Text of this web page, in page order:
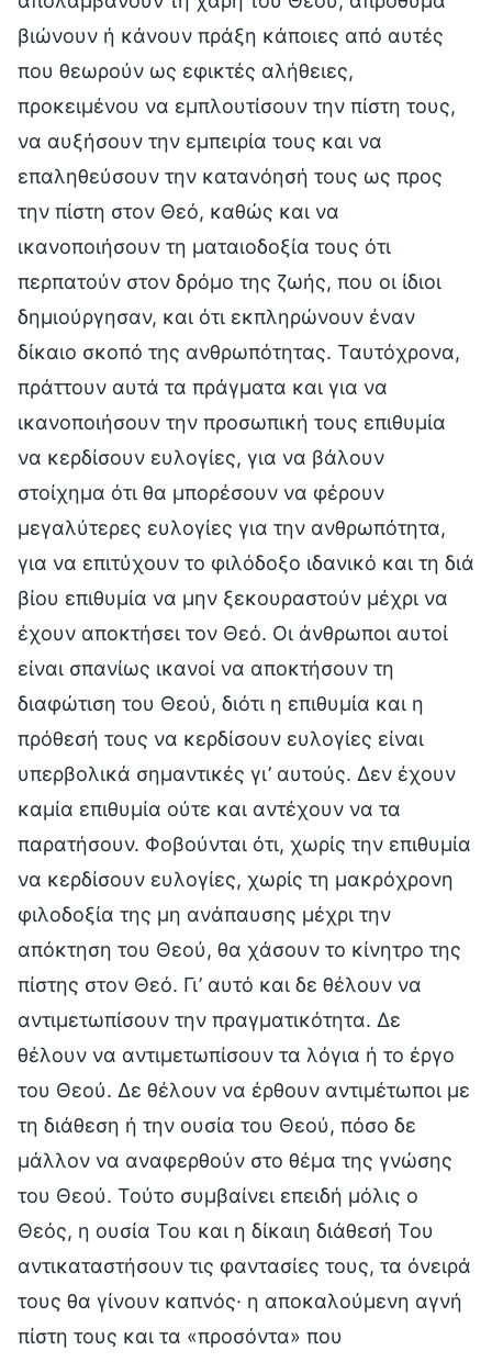
βιώνουν ή κάνουν πράξη κάποιες από αυτές
που θεωρούν ως εφικτές αλήθειες,
προκειμένου να εμπλουτίσουν την πίστη τους,
να αυξήσουν την εμπειρία τους και να
επαληθεύσουν την κατανόησή τους ως προς
την πίστη στον Θεό, καθώς και να
ικανοποιήσουν τη ματαιοδοξία τους ότι
περπατούν στον δρόμο της ζωής, που οι ίδιοι
δημιούργησαν, και ότι εκπληρώνουν έναν
δίκαιο σκοπό της ανθρωπότητας. Ταυτόχρονα,
πράττουν αυτά τα πράγματα και για να
ικανοποιήσουν την προσωπική τους επιθυμία
να κερδίσουν ευλογίες, για να βάλουν
στοίχημα ότι θα μπορέσουν να φέρουν
μεγαλύτερες ευλογίες για την ανθρωπότητα,
για να επιτύχουν το φιλόδοξο ιδανικό και τη διά
βίου επιθυμία να μην ξεκουραστούν μέχρι να
έχουν αποκτήσει τον Θεό. Οι άνθρωποι αυτοί
είναι σπανίως ικανοί να αποκτήσουν τη
διαφώτιση του Θεού, διότι η επιθυμία και η
πρόθεσή τους να κερδίσουν ευλογίες είναι
υπερβολικά σημαντικές γι’ αυτούς. Δεν έχουν
καμία επιθυμία ούτε και αντέχουν να τα
παρατήσουν. Φοβούνται ότι, χωρίς την επιθυμία
να κερδίσουν ευλογίες, χωρίς τη μακρόχρονη
φιλοδοξία της μη ανάπαυσης μέχρι την
απόκτηση του Θεού, θα χάσουν το κίνητρο της
πίστης στον Θεό. Γι’ αυτό και δε θέλουν να
αντιμετωπίσουν την πραγματικότητα. Δε
θέλουν να αντιμετωπίσουν τα λόγια ή το έργο
του Θεού. Δε θέλουν να έρθουν αντιμέτωποι με
τη διάθεση ή την ουσία του Θεού, πόσο δε
μάλλον να αναφερθούν στο θέμα της γνώσης
του Θεού. Τούτο συμβαίνει επειδή μόλις ο
Θεός, η ουσία Του και η δίκαιη διάθεσή Του
αντικαταστήσουν τις φαντασίες τους, τα όνειρά
τους θα γίνουν καπνός· η αποκαλούμενη αγνή
πίστη τους και τα «προσόντα» που